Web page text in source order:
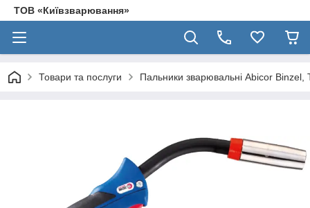
ТОВ «Київзварювання»
Товари та послуги Пальники зварювальні Abicor Binzel,